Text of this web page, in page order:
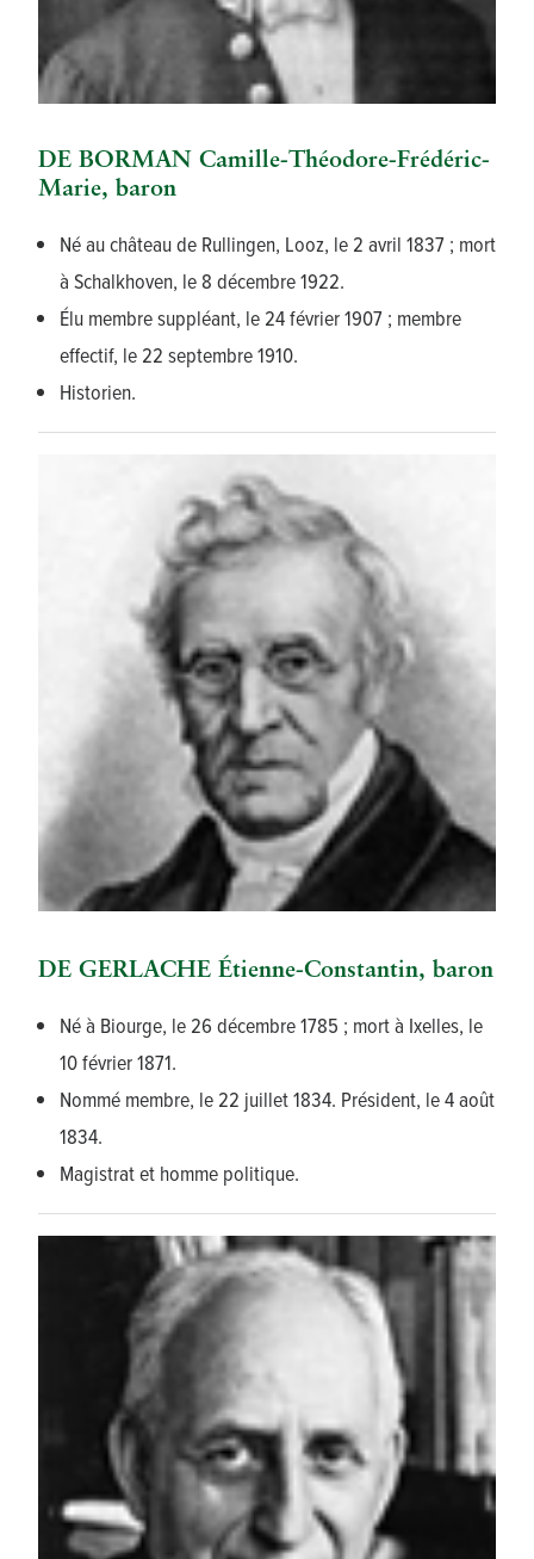
DE BORMAN Camille-Théodore-Frédéric-
Marie, baron
Né au château de Rullingen, Looz, le 2 avril 1837 ; mort
à Schalkhoven, le 8 décembre 1922.
Élu membre suppléant, le 24 février 1907 ; membre
effectif, le 22 septembre 1910.
Historien.
DE GERLACHE Étienne-Constantin, baron
Né à Biourge, le 26 décembre 1785 ; mort à Ixelles, le
10 février 1871.
Nommé membre, le 22 juillet 1834. Président, le 4 août
1834.
Magistrat et homme politique.